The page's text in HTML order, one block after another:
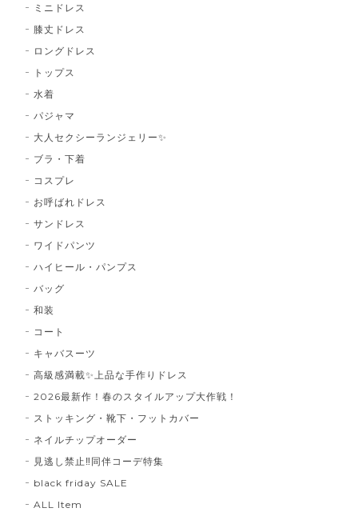
ミニドレス
膝丈ドレス
ロングドレス
トップス
水着
パジャマ
大人セクシーランジェリー✨
ブラ・下着
コスプレ
お呼ばれドレス
サンドレス
ワイドパンツ
ハイヒール・パンプス
バッグ
和装
コート
キャバスーツ
高級感満載✨上品な手作りドレス
2026最新作！春のスタイルアップ大作戦！
ストッキング・靴下・フットカバー
ネイルチップオーダー
見逃し禁止‼同伴コーデ特集
black friday SALE
ALL Item